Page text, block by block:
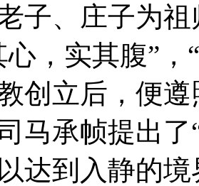
子、庄子为
心，实其腹”
创立后，便
马承帧提出
达到入静的